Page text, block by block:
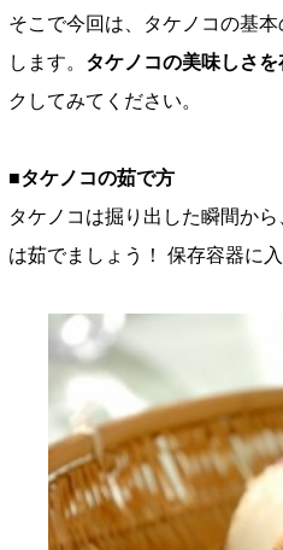
そこで今回は、タケノコの基
します。 タケノコの美味しさ
クしてみてください。
■タケノコの茹で方
タケノコは掘り出した瞬間か
は茹でましょう！ 保存容器に